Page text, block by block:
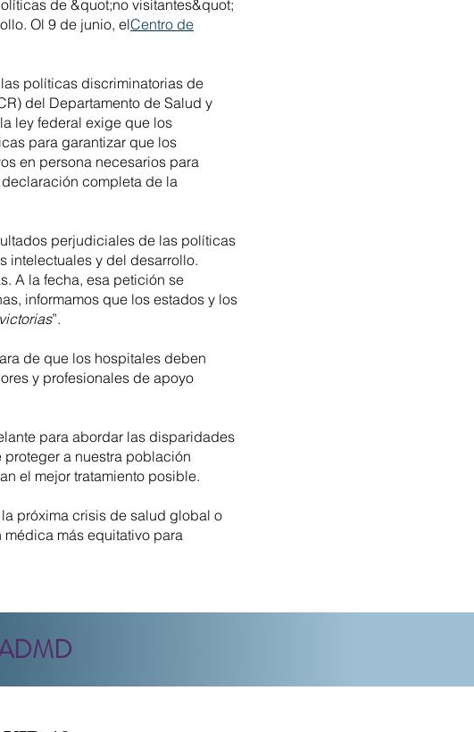
de &quot;no visitantes&quot;
Ol 9 de junio, elCentro de
políticas discriminatorias de
del Departamento de Salud y
ley federal exige que los
para garantizar que los
en persona necesarios para
completa de la
perjudiciales de las políticas
intelectuales y del desarrollo.
A la fecha, esa petición se
informamos que los estados y los
”.
de que los hospitales deben
y profesionales de apoyo
para abordar las disparidades
a nuestra población
el mejor tratamiento posible.
próxima crisis de salud global o
más equitativo para